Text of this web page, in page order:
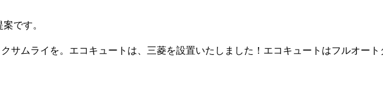
です。
サムライを。エコキュートは、三菱を設置いたしました！エコキュートはフルオート